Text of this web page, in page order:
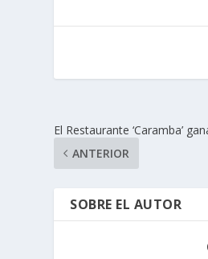
El Restaurante ‘Caramba’
ANTERIOR
SOBRE EL AUTOR